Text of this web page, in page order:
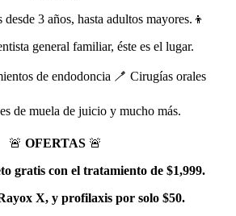
3 años, hasta adultos mayores.👦
general familiar, éste es el lugar.
de endodoncia 🪥 Cirugías orales
de muela de juicio y mucho más.
🚨 OFERTAS🚨
gratis con el tratamiento de $1,999.
X, y profilaxis por solo $50.